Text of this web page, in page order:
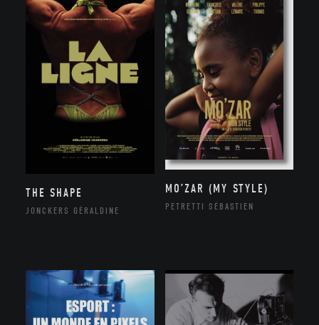
THE SHAPE
JONCKERS GÉRALDINE
MO’ZAR (MY STYLE)
PETRETTI SÉBASTIEN